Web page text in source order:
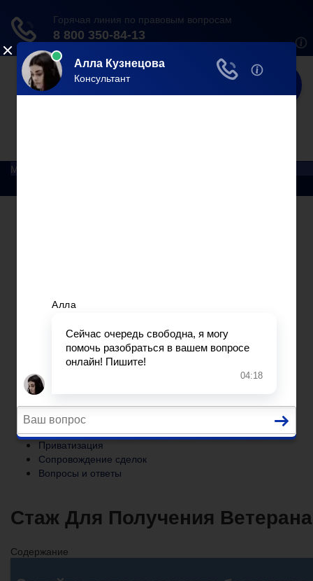
Юрист
Меню
Приватизация
Сопровождение сделок
Вопросы и ответы
Главная
Помощь юриста
Уголовный процесс
Приватизация
Сопровождение сделок
Вопросы и ответы
Стаж Для Получения
Содержание